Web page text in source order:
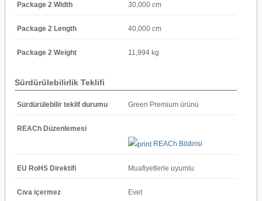
Package 2 Width 30,000 cm
Package 2 Length 40,000 cm
Package 2 Weight 11,994 kg
Sürdürülebilirlik Teklifi
Sürdürülebilir teklif durumu Green Premium ürünü
REACh Düzenlemesi
REACh Bildirisi
EU RoHS Direktifi Muafiyetlerle uyumlu
Cıva içermez Evet